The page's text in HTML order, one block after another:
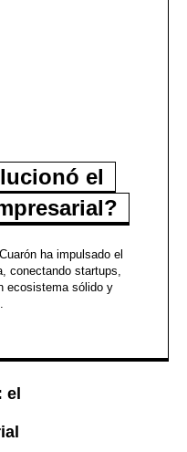
el
ha impulsado el
conectando startups,
ecosistema sólido y
el